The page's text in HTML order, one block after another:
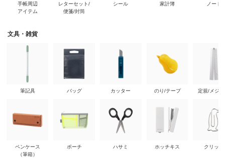
手帳周辺
アイテム
レターセット/
便箋/封筒
シール 家計簿 ノート
文具・雑貨
筆記具
ペンケース
（筆箱）
バッグ
ポーチ
カッター
ハサミ
のり/テープ
ホッチキス
定規/メジ
クリップ